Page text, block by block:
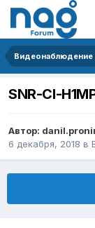
Видеонаблюдение
SNR-CI-
Автор:
6 декабря, 2018 в